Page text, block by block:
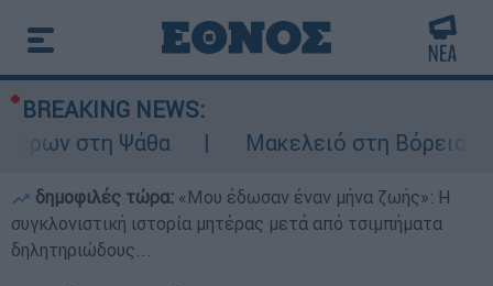
BREAKING NEWS:
στη Ψάθα
Μακελειό στη Βόρεια
δημοφιλές τώρα: «Μου έδωσαν έναν μήνα ζωής»: Η
συγκλονιστική ιστορία μητέρας μετά από τσιμπήματα
δηλητηριώδους...